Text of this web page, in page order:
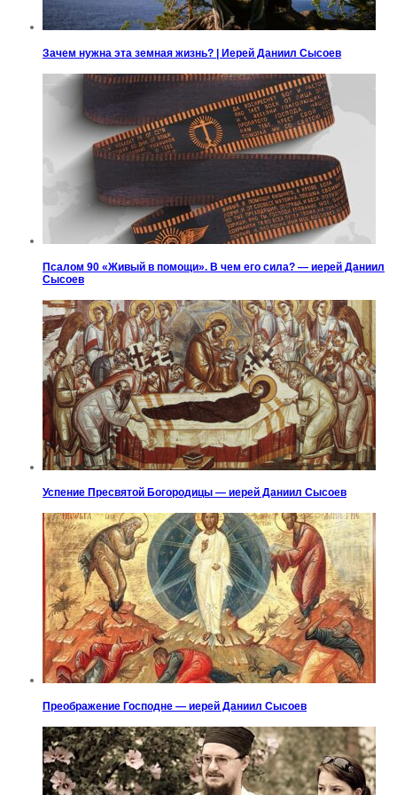
Зачем нужна эта земная жизнь? | Иерей Даниил Сысоев
Псалом 90 «Живый в помощи». В чем его сила? — иерей Даниил
Сысоев
Успение Пресвятой Богородицы — иерей Даниил Сысоев
Преображение Господне — иерей Даниил Сысоев